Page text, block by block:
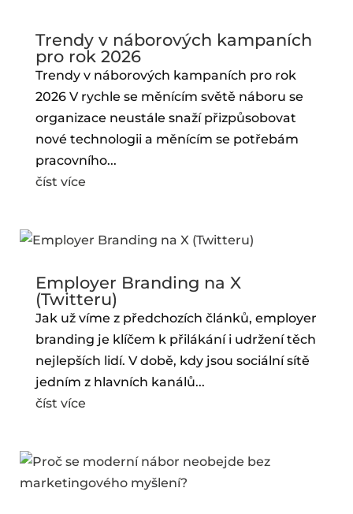
Trendy v náborových kampaních
pro rok 2026
Trendy v náborových kampaních pro rok
2026 V rychle se měnícím světě náboru se
organizace neustále snaží přizpůsobovat
nové technologii a měnícím se potřebám
pracovního...
číst více
Employer Branding na X
(Twitteru)
Jak už víme z předchozích článků, employer
branding je klíčem k přilákání i udržení těch
nejlepších lidí. V době, kdy jsou sociální sítě
jedním z hlavních kanálů...
číst více